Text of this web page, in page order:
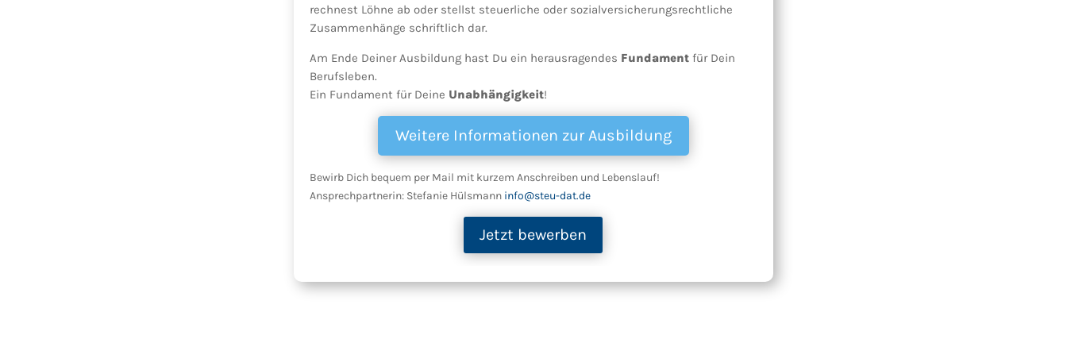
rechnest Löhne ab oder stellst steuerliche oder sozialversicherungsrechtliche
Zusammenhänge schriftlich dar.
Am Ende Deiner Ausbildung hast Du ein herausragendes Fundamentfür Dein
Berufsleben.
Ein Fundament für Deine Unabhängigkeit!
Weitere Informationen zur Ausbildung
Bewirb Dich bequem per Mail mit kurzem Anschreiben und Lebenslauf!
Ansprechpartnerin: Stefanie Hülsmann info@steu-dat.de
Jetzt bewerben